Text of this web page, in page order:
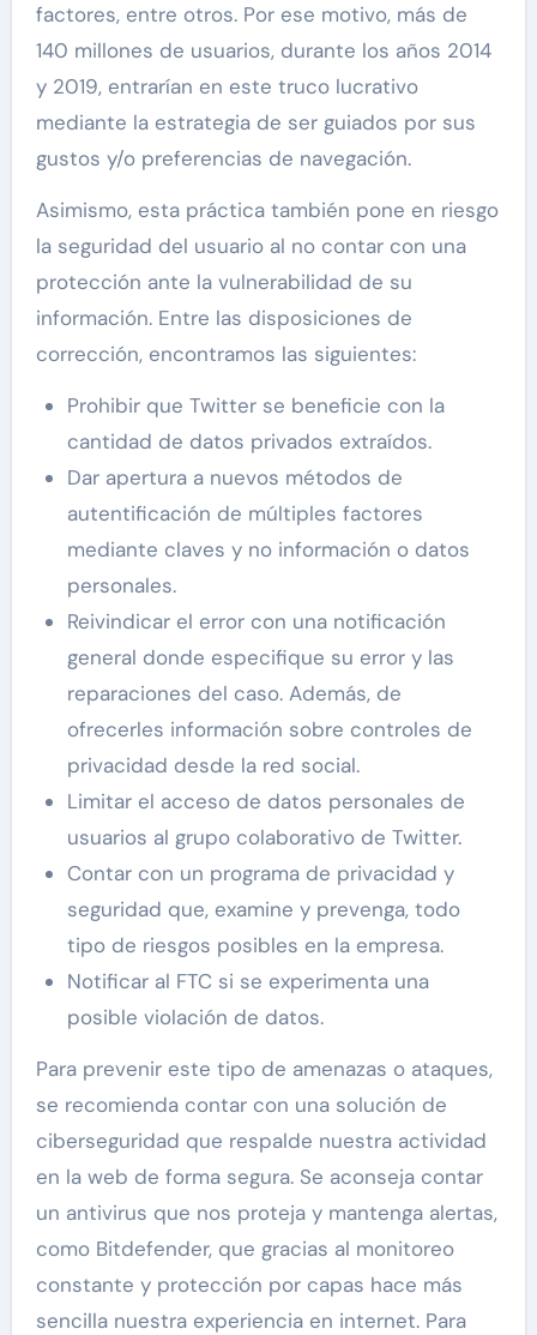
factores, entre otros. Por ese motivo, más de
140 millones de usuarios, durante los años 2014
y 2019, entrarían en este truco lucrativo
mediante la estrategia de ser guiados por sus
gustos y/o preferencias de navegación.
Asimismo, esta práctica también pone en riesgo
la seguridad del usuario al no contar con una
protección ante la vulnerabilidad de su
información. Entre las disposiciones de
corrección, encontramos las siguientes:
Prohibir que Twitter se beneficie con la
cantidad de datos privados extraídos.
Dar apertura a nuevos métodos de
autentificación de múltiples factores
mediante claves y no información o datos
personales.
Reivindicar el error con una notificación
general donde especifique su error y las
reparaciones del caso. Además, de
ofrecerles información sobre controles de
privacidad desde la red social.
Limitar el acceso de datos personales de
usuarios al grupo colaborativo de Twitter.
Contar con un programa de privacidad y
seguridad que, examine y prevenga, todo
tipo de riesgos posibles en la empresa.
Notificar al FTC si se experimenta una
posible violación de datos.
Para prevenir este tipo de amenazas o ataques,
se recomienda contar con una solución de
ciberseguridad que respalde nuestra actividad
en la web de forma segura. Se aconseja contar
un antivirus que nos proteja y mantenga alertas,
como Bitdefender, que gracias al monitoreo
constante y protección por capas hace más
sencilla nuestra experiencia en internet. Para